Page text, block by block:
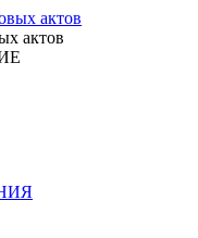
актов